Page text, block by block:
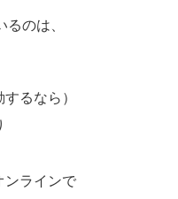
のは、
るなら）
ンラインで